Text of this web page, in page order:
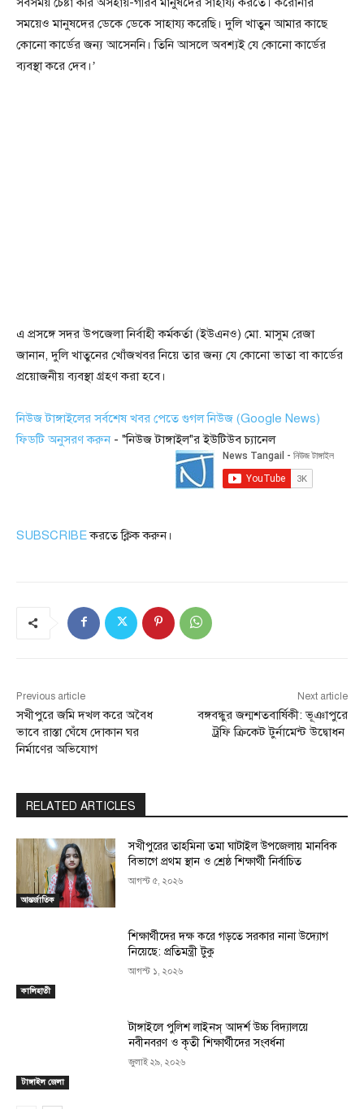
সময়েও মানুষদের ডেকে ডেকে সাহায্য করেছি। দুলি খাতুন আমার কাছে
কোনো কার্ডের জন্য আসেননি। তিনি আসলে অবশ্যই যে কোনো কার্ডের
ব্যবস্থা করে দেব।’
এ প্রসঙ্গে সদর উপজেলা নির্বাহী কর্মকর্তা (ইউএনও) মো. মাসুম রেজা
জানান, দুলি খাতুনের খোঁজখবর নিয়ে তার জন্য যে কোনো ভাতা বা কার্ডের
প্রয়োজনীয় ব্যবস্থা গ্রহণ করা হবে।
নিউজ টাঙ্গাইলের সর্বশেষ খবর পেতে গুগল নিউজ (Google News)
ফিডটি অনুসরণ করুন - "নিউজ টাঙ্গাইল"র ইউটিউব চ্যানেল
SUBSCRIBEকরতে ক্লিক করুন।
Previous article
সখীপুরে জমি দখল করে অবৈধ
ভাবে রাস্তা ঘেঁষে দোকান ঘর
নির্মাণের অভিযোগ
Next article
বঙ্গবন্ধুর জন্মশতবার্ষিকী: ভূঞাপুরে
ট্রফি ক্রিকেট টুর্নামেন্ট উদ্বোধন
RELATED ARTICLES
আন্তর্জাতিক
সখীপুরের তাহমিনা তমা ঘাটাইল উপজেলায় মানবিক
বিভাগে প্রথম স্থান ও শ্রেষ্ঠ শিক্ষার্থী নির্বাচিত
আগস্ট ৫, ২০২৬
কালিহাতী
শিক্ষার্থীদের দক্ষ করে গড়তে সরকার নানা উদ্যোগ
নিয়েছে: প্রতিমন্ত্রী টুকু
আগস্ট ১, ২০২৬
টাঙ্গাইল জেলা
টাঙ্গাইলে পুলিশ লাইনস্ আদর্শ উচ্চ বিদ্যালয়ে
নবীনবরণ ও কৃতী শিক্ষার্থীদের সংবর্ধনা
জুলাই ২৯, ২০২৬